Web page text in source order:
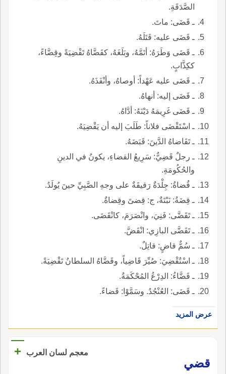
الصَّدَقَةِ.
ـ قَضَى: ماتَ.
ـ قَضَى عليه: قَتَلَهُ.
ـ قَضَى وَطَرَهُ: أتَمَّهُ، وبَلَغَهُ، كقَضَّاهُ تَقْضِيَةً وقِضَّاءً،
ككِذَّابٍ.
ـ قَضَى عليه عَهْداً: أوصاهُ، وأنْفَذَهُ.
ـ قَضَى إليه: أنهاهُ.
ـ قَضَى غَرِيمَهُ دَيْنَهُ: أدَّاهُ.
ـ اسْتَقْضَى فلاناً: طَلَبَ إليه أن يَقْضِيَهُ.
ـ تَقَاضاهُ الدَّينَ: قَبَضَهُ.
ـ رجلٌ قَضِيٌّ: سَرِيعُ القضاءِ، يكونُ في الدينِ
والحُكُومَةِ.
ـ قُضاةُ: جِلْدَةٌ رَقيقَةٌ على وجهِ الصَّبِيِّ حينَ يُولَدُ.
ـ قِضَةُ: نَبْتَةٌ، ج: قِضىً وقِضاةٌ.
ـ تَقَضَّى: فَنِيَ، وانْصَرَمَ، كانْقَضَى.
ـ تَقَضَّى البازِي: انْقَضَّ.
ـ سُمٌّ قاضٍ: قاتِلٌ.
ـ اسْتُقْضِيَ: صُيِّرَ قَاضِياً، وقَضَّاهُ السلطانُ تَقْضِيَةً.
ـ قَضَّاءُ: الدِرْعُ المُحْكَمَةُ.
ـ قَضَى: العُنْجُدُ. وسَمَّوْا: قَضاءً.
عرض المزيد
معجم لسان العرب
+
قضي